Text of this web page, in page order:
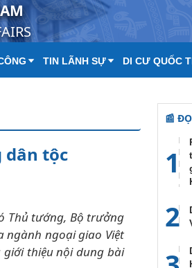
TIN LÃNH SỰ DI CƯ QUỐC
dân tộc
Thủ tướng, Bộ trưởng
ngành ngoại giao Việt
giới thiệu nội dung bài
📰
1
2